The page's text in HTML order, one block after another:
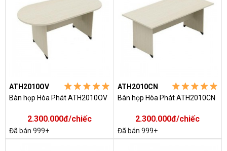
ATH2010OV
Bàn họp Hòa Phát ATH2010OV
2.300.000đ/chiếc
Đã bán 999+
ATH2010CN
Bàn họp Hòa Phát ATH2010CN
2.300.000đ/chiếc
Đã bán 999+